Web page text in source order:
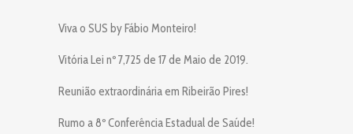
Viva o SUS by Fábio Monteiro!
Vitória Lei nº 7,725 de 17 de Maio de 2019.
Reunião extraordinária em Ribeirão Pires!
Rumo a 8º Conferência Estadual de Saúde!